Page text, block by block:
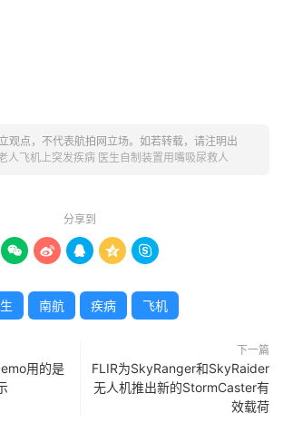
观点，不代表航拍网立场。如若转载，请注明出
人飞机上突发疾病 医生自制装置用嘴吸尿救人
分享到
    
南航 疾病 飞机
用的是
下一篇
FLIR为SkyRanger和SkyRaider
无人机推出新的StormCaster有
效载荷